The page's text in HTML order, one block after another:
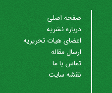
صفحه اصلی
درباره نشریه
اعضای هیات تحریریه
ارسال مقاله
تماس با ما
نقشه سایت